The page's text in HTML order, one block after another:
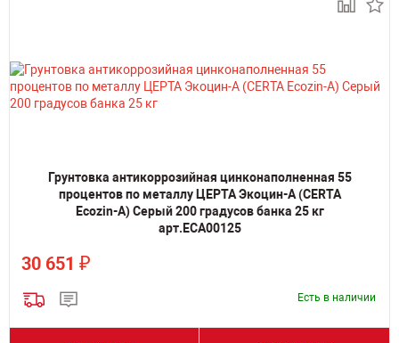
Грунтовка антикоррозийная цинконаполненная 55
процентов по металлу ЦЕРТА Экоцин-А (CERTA
Ecozin-A) Серый 200 градусов банка 25 кг
арт.ECA00125
30 651 ₽
Есть в наличии